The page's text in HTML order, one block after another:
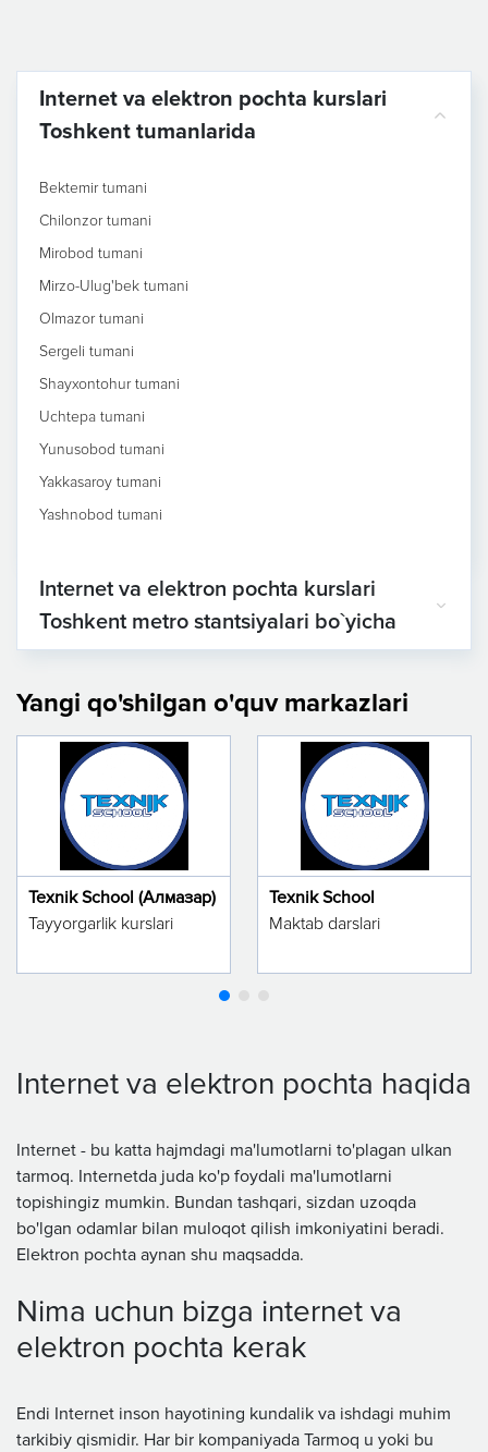
Internet va elektron pochta kurslari
Toshkent tumanlarida
Bektemir tumani
Chilonzor tumani
Mirobod tumani
Mirzo-Ulug'bek tumani
Olmazor tumani
Sergeli tumani
Shayxontohur tumani
Uchtepa tumani
Yunusobod tumani
Yakkasaroy tumani
Yashnobod tumani
Internet va elektron pochta kurslari
Toshkent metro stantsiyalari bo`yicha
Yangi qo'shilgan o'quv markazlari
Texnik School (Алмазар)
Tayyorgarlik kurslari
Texnik School
Maktab darslari
Internet va elektron pochta haqida
Internet - bu katta hajmdagi ma'lumotlarni to'plagan ulkan
tarmoq. Internetda juda ko'p foydali ma'lumotlarni
topishingiz mumkin. Bundan tashqari, sizdan uzoqda
bo'lgan odamlar bilan muloqot qilish imkoniyatini beradi.
Elektron pochta aynan shu maqsadda.
Nima uchun bizga internet va
elektron pochta kerak
Endi Internet inson hayotining kundalik va ishdagi muhim
tarkibiy qismidir. Har bir kompaniyada Tarmoq u yoki bu